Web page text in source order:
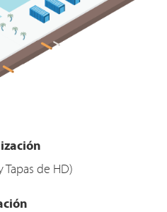
Tapas de HD)